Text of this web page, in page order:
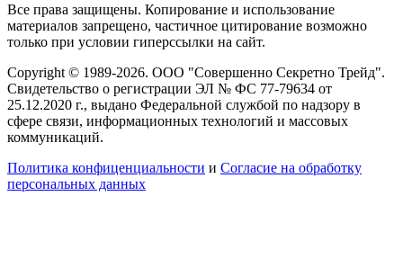
Все права защищены. Копирование и использование
материалов запрещено, частичное цитирование возможно
только при условии гиперссылки на сайт.
Copyright © 1989-2026. ООО "Совершенно Секретно Трейд".
Свидетельство о регистрации ЭЛ № ФС 77-79634 от
25.12.2020 г., выдано Федеральной службой по надзору в
сфере связи, информационных технологий и массовых
коммуникаций.
Политика конфиценциальности и Согласие на обработку
персональных данных